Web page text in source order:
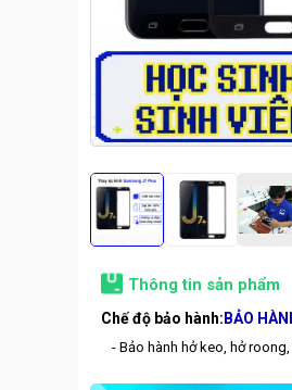
Thông tin sản phẩm
Chế độ bảo hành: BẢO
- Bảo hành hở keo, hở